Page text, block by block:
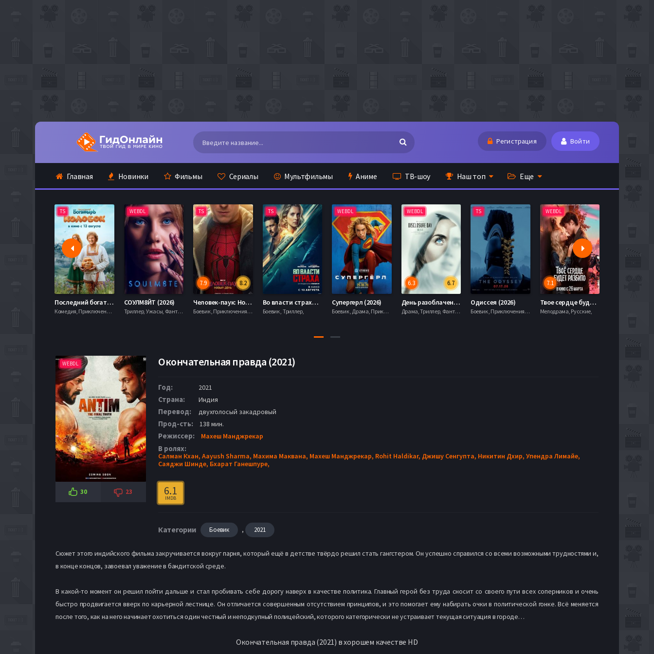
Регистрация Войти
Главная Новинки Фильмы Сериалы Мультфильмы Аниме ТВ-шоу Наш топ Еще
TS
Последний богатырь. Колобок (2026)
Комедия, Приключения, Фэнтези,
WEBDL
СОУЛМ8ЙТ (2026)
Триллер, Ужасы, Фантастика,
TS
8.2
7.9
Человек-паук: Новый день (2026)
Боевик , Приключения, Фантастика, Фэнтези,
TS
Во власти страха (2026)
Боевик , Триллер,
WEBDL
Супергерл (2026)
Боевик , Драма, Приключения, Фантастика,
WEBDL
6.7
6.3
День разоблачения (2026)
Драма, Триллер, Фантастика,
TS
Одиссея (2026)
Боевик , Приключения, Фэнтези,
WEBDL
7.1
Твое сердце будет разбито (2026)
Мелодрама, Русские,
WEBDL
30 23
Окончательная правда (2021)
Год: 2021
Страна: Индия
Перевод: двухголосый закадровый
Прод-сть: 138 мин.
Режиссер: Махеш Манджрекар
В ролях:
Салман Кхан, Aayush Sharma, Махима Маквана, Махеш Манджрекар, Rohit Haldikar, Джишу Сенгупта, Никитин Дхир, Упендра Лимайе,
Саяджи Шинде, Бхарат Ганешпуре,
6.1
IMDB
Категории Боевик , 2021
Сюжет этого индийского фильма закручивается вокруг парня, который ещё в детстве твёрдо решил стать гангстером. Он успешно справился со всеми возможными трудностями и,
в конце концов, завоевал уважение в бандитской среде.
В какой-то момент он решил пойти дальше и стал пробивать себе дорогу наверх в качестве политика. Главный герой без труда сносит со своего пути всех соперников и очень
быстро продвигается вверх по карьерной лестнице. Он отличается совершенным отсутствием принципов, и это помогает ему набирать очки в политической гонке. Всё меняется
после того, как на него начинает охотиться один честный и неподкупный полицейский, которого категорически не устраивает текущая ситуация в городе…
Окончательная правда (2021) в хорошем качестве HD